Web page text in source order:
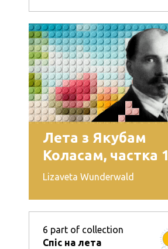
Лета з Якубам
Коласам, частка 1
Lizaveta Wunderwald
6 part of collection
Спіс на лета